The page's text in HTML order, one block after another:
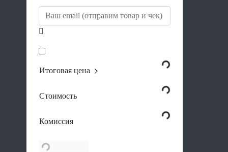
Итоговая цена
Стоимость
Комиссия